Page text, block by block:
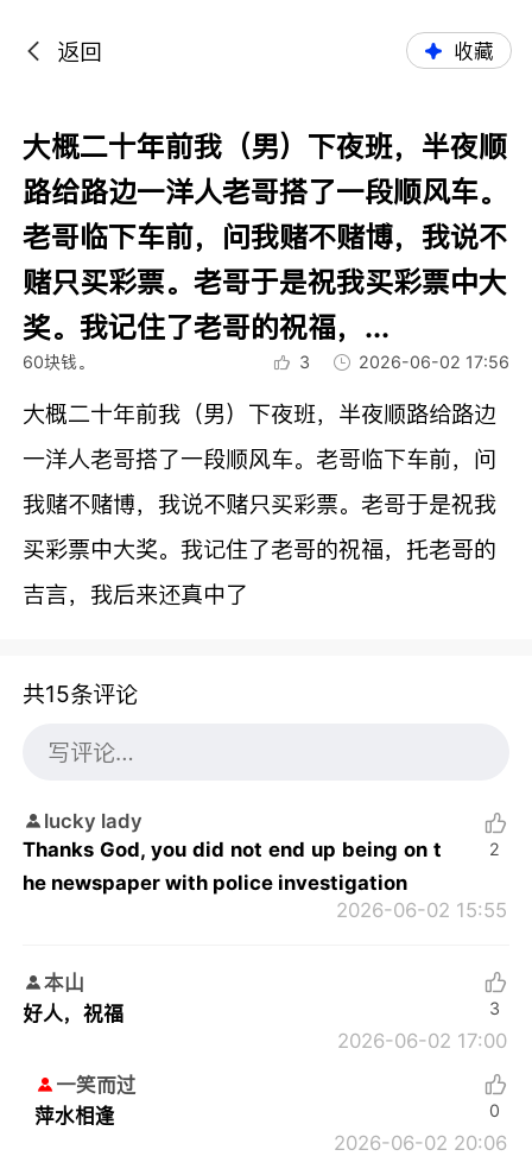
返回 收藏
大概二十年前我（男）下夜班，半夜顺
路给路边一洋人老哥搭了一段顺风车。
老哥临下车前，问我赌不赌博，我说不
赌只买彩票。老哥于是祝我买彩票中大
奖。我记住了老哥的祝福，...
60块钱。 3 2026-06-02 17:56
大概二十年前我（男）下夜班，半夜顺路给路边
一洋人老哥搭了一段顺风车。老哥临下车前，问
我赌不赌博，我说不赌只买彩票。老哥于是祝我
买彩票中大奖。我记住了老哥的祝福，托老哥的
吉言，我后来还真中了
共15条评论
lucky lady
Thanks God, you did not end up being on t
he newspaper with police investigation
2026-06-02 15:55
2
本山
好人，祝福
2026-06-02 17:00
3
一笑而过
萍水相逢
2026-06-02 20:06
0